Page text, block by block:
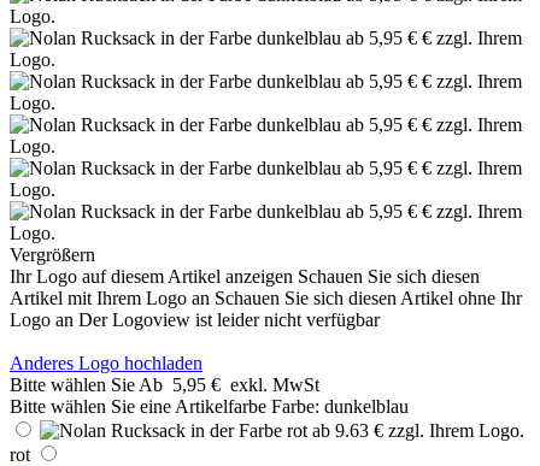
Vergrößern
Ihr Logo auf diesem Artikel anzeigen Schauen Sie sich diesen
Artikel mit Ihrem Logo an Schauen Sie sich diesen Artikel ohne Ihr
Logo an Der Logoview ist leider nicht verfügbar
Anderes Logo hochladen
Bitte wählen Sie Ab 5,95 € exkl. MwSt
Bitte wählen Sie eine Artikelfarbe Farbe: dunkelblau
rot